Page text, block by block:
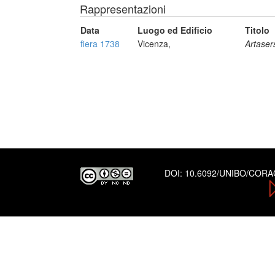
Rappresentazioni
Data Luogo ed Edificio
Titolo
fiera 1738
Vicenza,
DOI: 10.6092/UNIBO/